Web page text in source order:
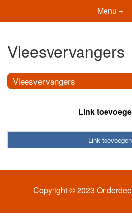
Menu +
Vleesvervangers
Vleesvervangers
Link
Link toevoegen
Copyright © 2023